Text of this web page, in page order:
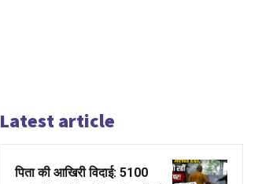
Latest article
पिता की आखिरी विदाई: 5100